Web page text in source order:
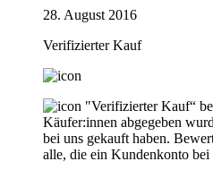
28. August 2016
Verifizierter Kauf
"Verifizierter Kauf“
Käufer:innen abgegeben
bei uns gekauft haben.
alle, die ein Kundenkonto bei